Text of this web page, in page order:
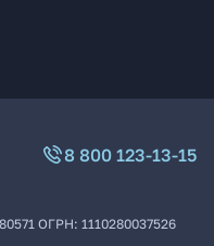
8 800 123-13-15
ОГРН: 1110280037526